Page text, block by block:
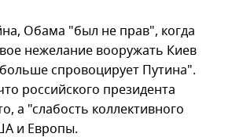
Обама "был не прав", когда
нежелание вооружать Киев
спровоцирует Путина".
российского президента
а "слабость коллективного
и Европы.